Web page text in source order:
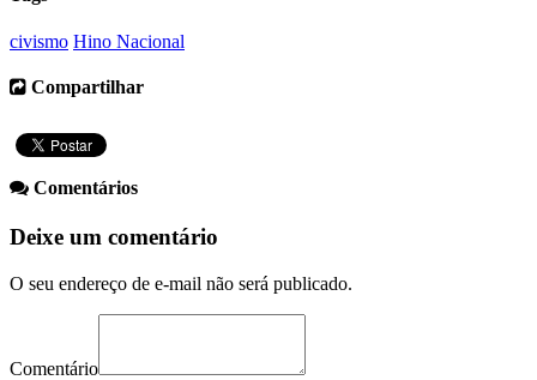
civismo Hino Nacional
Compartilhar
Comentários
Deixe um comentário
O seu endereço de e-mail não será publicado.
Comentário